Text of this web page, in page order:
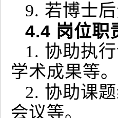
9. 若博士
4.4 岗位职
1. 协助执
学术成果等。
2. 协助课
会议等。